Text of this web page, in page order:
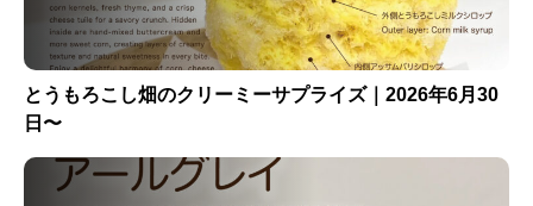
とうもろこし畑のクリーミーサプライズ｜2026年6月30
日〜